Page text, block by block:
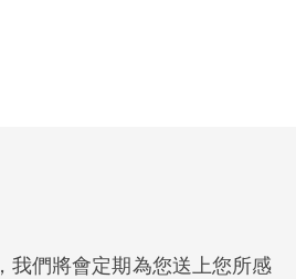
紛而著稱，特別是受理針對大型銀行
我們將會定期為您送上您所感